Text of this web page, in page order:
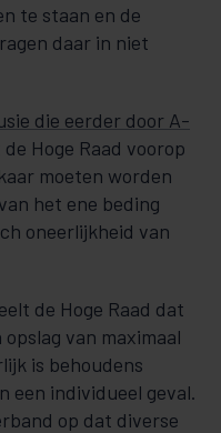
te staan en de
daar in niet
die eerder door A-
Hoge Raad voorop
moeten worden
het ene beding
oneerlijkheid van
de Hoge Raad dat
van maximaal
is behoudens
een individueel geval.
op dat diverse